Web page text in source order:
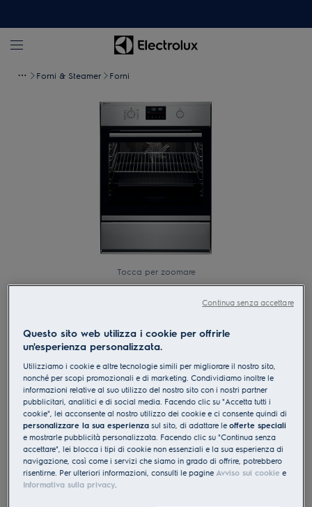
Forni & Steamer Forni
Tocca per zoomare
EB7L4XCN
Forno da incasso SMS Catalisi
Cromo Rivestimento antimpronta
4.5 (4)
EU Product Fiche
CHF 1’895.00
Questo sito web utilizza i cookie per offrirle
un'esperienza personalizzata.
Utilizziamo i cookie e altre tecnologie simili per migliorare il nostro sito,
nonché per scopi promozionali e di marketing. Condividiamo inoltre le
informazioni relative al suo utilizzo del nostro sito con i nostri partner
pubblicitari, analitici e di social media. Facendo clic su "Accetta tutti i
cookie", lei acconsente al nostro utilizzo dei cookie e ci consente quindi di
personalizzare la sua esperienza sul sito, di adattare leofferte speciali
e mostrarle pubblicità personalizzata. Facendo clic su "Continua senza
accettare", lei blocca i tipi di cookie non essenziali e la sua esperienza di
navigazione, così come i servizi che siamo in grado di offrire, potrebbero
risentirne. Per ulteriori informazioni, consulti le pagineAvviso sui cookie e
Informativa sulla privacy.
Continua senza accettare